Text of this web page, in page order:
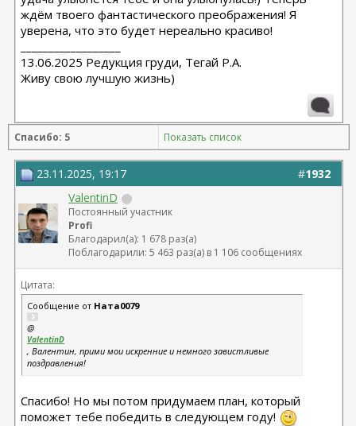
ждём твоего фантастического преображения! Я
уверена, что это будет нереально красиво!
13.06.2025 Редукция груди, Тегай Р.А.
Живу свою лучшую жизнь)
Спасибо: 5 Показать список
#1932
23.11.2025, 19:17
ValentinD
Постоянный участник
Profi
Благодарил(а): 1 678 раз(а)
Поблагодарили: 5 463 раз(а) в 1 106 сообщениях
Цитата:
Сообщение от Ната0079
@
ValentinD
, Валентин, прими мои искренние и немного завистливые
поздравления!
Спасибо! Но мы потом придумаем план, который
поможет тебе победить в следующем году!